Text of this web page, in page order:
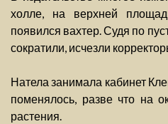
холле, на верхней
появился вахтер. Судя по
сократили, исчезли
Натела занимала кабинет
поменялось, разве что на
растения.